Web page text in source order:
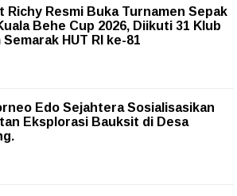
Richy Resmi Buka Turnamen Sepak
Behe Cup 2026, Diikuti 31 Klub
Semarak HUT RI ke-81
Edo Sejahtera Sosialisasikan
Eksplorasi Bauksit di Desa